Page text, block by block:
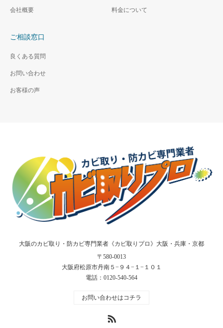
会社概要 料金について
ご相談窓口
良くある質問
お問い合わせ
お客様の声
大阪のカビ取り・防カビ専門業者《カビ取りプロ》大阪・兵庫・京都
〒580-0013
大阪府松原市丹南５−９４−１−１０１
電話： 0120-540-564
お問い合わせはコチラ